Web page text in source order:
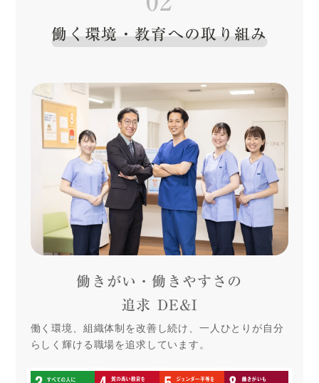
働く環境・教育への取り組み
働きがい・働きやすさの
追求 DE&I
働く環境、組織体制を改善し続け、一人ひとりが自分
らしく輝ける職場を追求しています。